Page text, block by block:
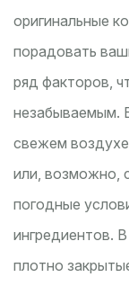
оригинальные
порадовать
ряд факторов,
незабываемым.
свежем
или, возможно,
погодные
ингредиентов.
плотно